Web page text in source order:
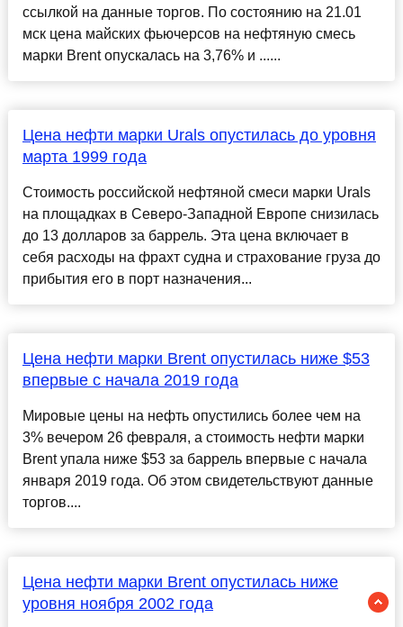
ссылкой на данные торгов. По состоянию на 21.01
мск цена майских фьючерсов на нефтяную смесь
марки Brent опускалась на 3,76% и ......
Цена нефти марки Urals опустилась до уровня
марта 1999 года
Стоимость российской нефтяной смеси марки Urals
на площадках в Северо-Западной Европе снизилась
до 13 долларов за баррель. Эта цена включает в
себя расходы на фрахт судна и страхование груза до
прибытия его в порт назначения...
Цена нефти марки Brent опустилась ниже $53
впервые с начала 2019 года
Мировые цены на нефть опустились более чем на
3% вечером 26 февраля, а стоимость нефти марки
Brent упала ниже $53 за баррель впервые с начала
января 2019 года. Об этом свидетельствуют данные
торгов....
Цена нефти марки Brent опустилась ниже
уровня ноября 2002 года